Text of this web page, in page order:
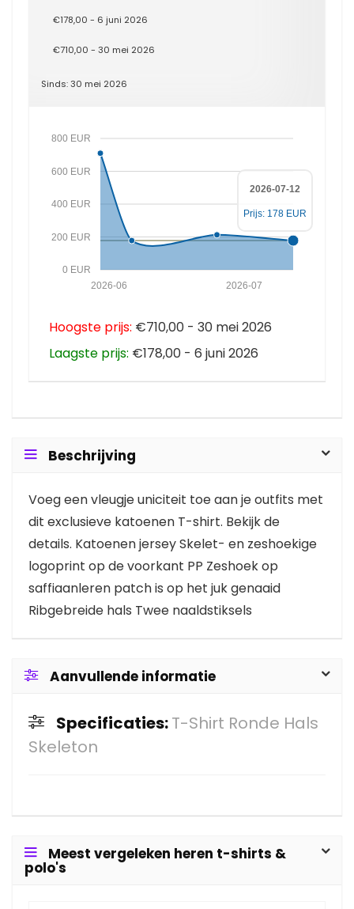
€178,00 - 6 juni 2026
€710,00 - 30 mei 2026
Sinds: 30 mei 2026
0 EUR
200 EUR
400 EUR
600 EUR
800 EUR
2026-07
2026-06
2026-07-12
Prijs: 178 EUR
Hoogste prijs: €710,00 - 30 mei 2026
Laagste prijs: €178,00 - 6 juni 2026
Beschrijving
Voeg een vleugje uniciteit toe aan je outfits met
dit exclusieve katoenen T-shirt. Bekijk de
details. Katoenen jersey Skelet- en zeshoekige
logoprint op de voorkant PP Zeshoek op
saffiaanleren patch is op het juk genaaid
Ribgebreide hals Twee naaldstiksels
Aanvullende informatie
Specificaties:T-Shirt Ronde Hals
Skeleton
Meest vergeleken heren t-shirts &
polo's